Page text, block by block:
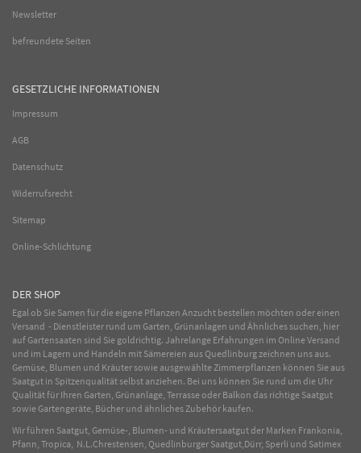
Newsletter
befreundete Seiten
GESETZLICHE INFORMATIONEN
Impressum
AGB
Datenschutz
Widerrufsrecht
Sitemap
Online-Schlichtung
DER SHOP
Egal ob Sie Samen für die eigene Pflanzen Anzucht bestellen möchten oder einen
Versand - Dienstleister rund um Garten, Grünanlagen und Ähnliches suchen, hier
auf Gartensaaten sind Sie goldrichtig. Jahrelange Erfahrungen im OnlineVersand
und im Lagern und Handeln mit Sämereien aus Quedlinburg zeichnen uns aus.
Gemüse, Blumen und Kräuter sowie ausgewählteZimmerpflanzen können Sie aus
Saatgut in Spitzenqualität selbst anziehen. Bei uns können Sie rund um die Uhr
Qualität für Ihren Garten, Grünanlage, Terrasse oder Balkon das richtige Saatgut
sowie Gartengeräte, Bücher und ähnliches Zubehör kaufen.
Wir führen Saatgut, Gemüse-, Blumen- und Kräutersaatgut der Marken Frankonia,
Pfann, Tropica, N.L.Chrestensen, Quedlinburger Saatgut,Dürr, Sperli und Satimex